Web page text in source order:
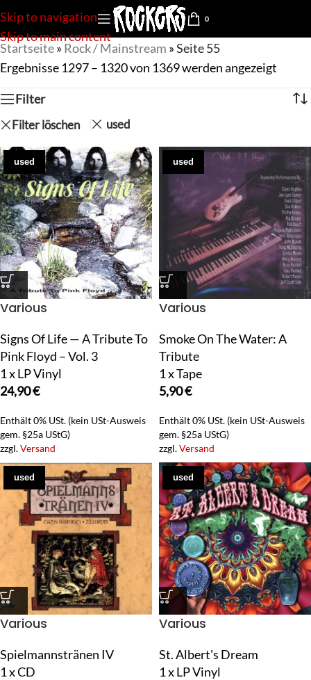
Skip to navigation
Skip to main content
0
Startseite» Rock / Mainstream »Seite 55
Ergebnisse 1297 – 1320 von 1369 werden angezeigt
Filter
Filter löschen used
used
Various
Signs Of Life — A Tribute To
Pink Floyd – Vol. 3
1 x LP Vinyl
24,90€
Enthält 0% USt. (kein USt-Ausweis
gem. §25a UStG)
zzgl.Versand
used
Various
Smoke On The Water: A
Tribute
1 x Tape
5,90€
Enthält 0% USt. (kein USt-Ausweis
gem. §25a UStG)
zzgl.Versand
used
Various
Spielmannstränen IV
1 x CD
used
Various
St. Albert's Dream
1 x LP Vinyl